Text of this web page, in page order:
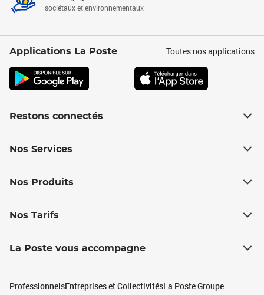
sociétaux et environnementaux
Applications La Poste Toutes nos applications
Restons connectés
Nos Services
Nos Produits
Nos Tarifs
La Poste vous accompagne
ProfessionnelsEntreprises et CollectivitésLa Poste Groupe